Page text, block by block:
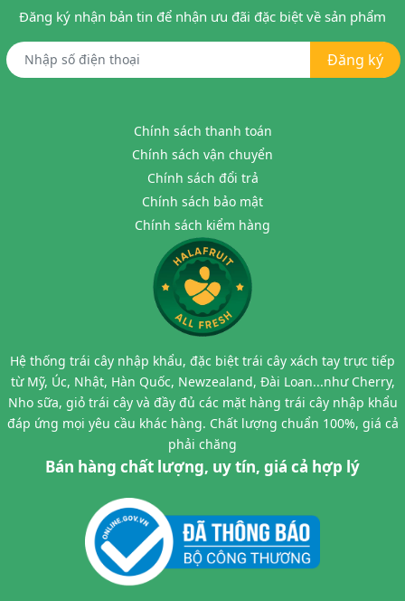
Đăng ký nhận bản tin để nhận ưu đãi đặc biệt về sản phẩm
Đăng ký
Chính sách thanh toán
Chính sách vận chuyển
Chính sách đổi trả
Chính sách bảo mật
Chính sách kiểm hàng
Hệ thống trái cây nhập khẩu, đặc biệt trái cây xách tay trực tiếp
từ Mỹ, Úc, Nhật, Hàn Quốc, Newzealand, Đài Loan...như Cherry,
Nho sữa, giỏ trái cây và đầy đủ các mặt hàng trái cây nhập khẩu
đáp ứng mọi yêu cầu khác hàng. Chất lượng chuẩn 100%, giá cả
phải chăng
Bán hàng chất lượng, uy tín, giá cả hợp lý